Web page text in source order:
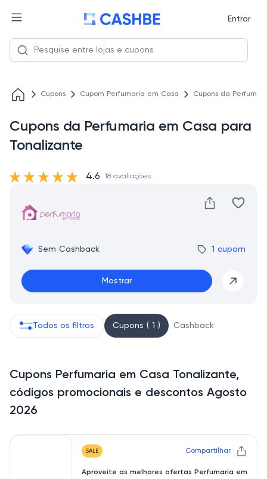
Entrar
Cupons Cupom Perfumaria em Casa Cupons da
Cupons da Perfumaria em Casa para
Tonalizante
Sem Cashback 1 cupom
Mostrar
4.6 18 avaliações
Todos os filtros Cupons ( 1 ) Cashback
Cupons Perfumaria em Casa Tonalizante,
códigos promocionais e descontos Agosto
2026
SALE Compartilhar
Aproveite as melhores ofertas Perfumaria em